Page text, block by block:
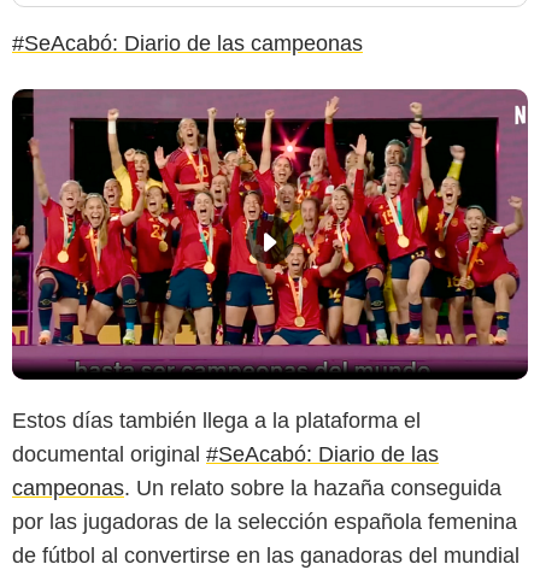
#SeAcabó: Diario de las campeonas
Estos días también llega a la plataforma el
documental original #SeAcabó: Diario de las
campeonas. Un relato sobre la hazaña conseguida
por las jugadoras de la selección española femenina
de fútbol al convertirse en las ganadoras del mundial